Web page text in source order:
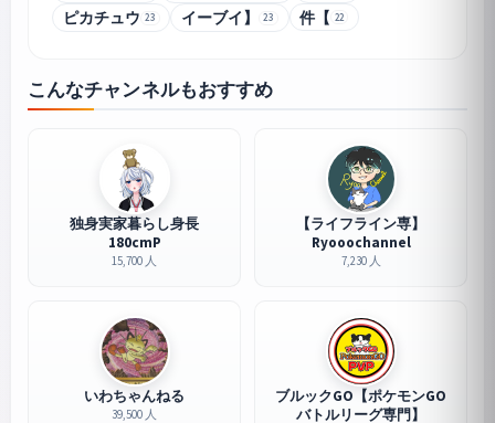
ピカチュウ 23 イーブイ】 23 件【 22
こんなチャンネルもおすすめ
独身実家暮らし身長
180cmP
15,700 人
【ライフライン専】
Ryooochannel
7,230 人
いわちゃんねる
39,500 人
ブルックGO【ポケモンGO
バトルリーグ専門】